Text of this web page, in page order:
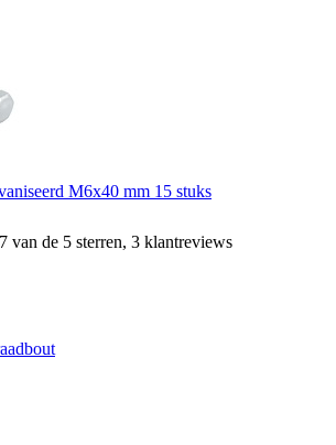
M6x40 mm 15 stuks
van de 5 sterren, 3 klantreviews